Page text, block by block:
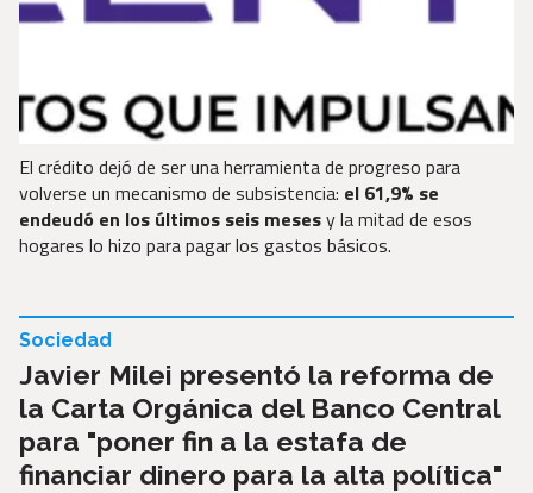
El crédito dejó de ser una herramienta de progreso para
volverse un mecanismo de subsistencia: el 61,9% se
endeudó en los últimos seis mesesy la mitad de esos
hogares lo hizo para pagar los gastos básicos.
Javier Milei presentó la reforma de
la Carta Orgánica del Banco Central
para "poner fin a la estafa de
financiar dinero para la alta política"
Sociedad